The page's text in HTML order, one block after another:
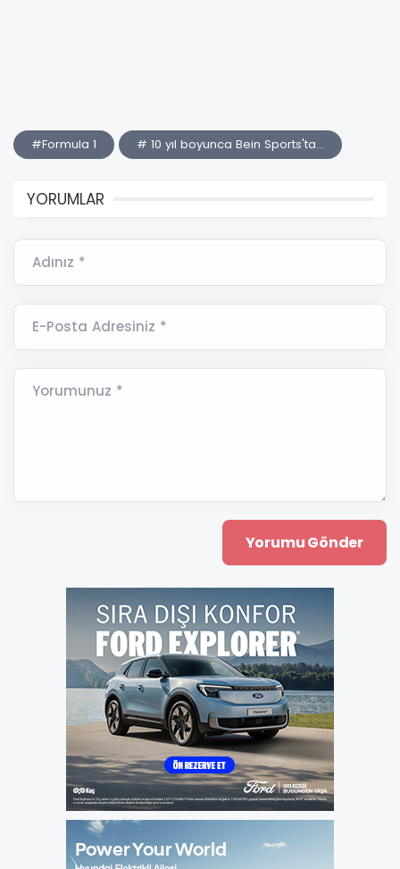
#Formula 1 # 10 yıl boyunca Bein Sports'ta...
YORUMLAR
Adınız *
E-Posta Adresiniz *
Yorumunuz *